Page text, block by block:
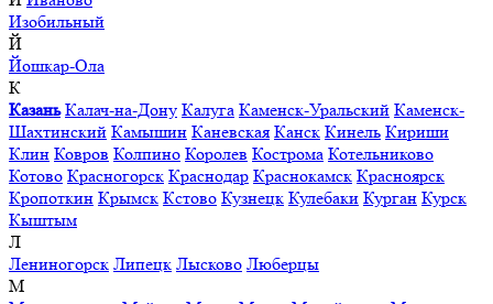
Изобильный
Й
Йошкар-Ола
К
Казань Калач-на-Дону Калуга Каменск-Уральский Каменск-
Шахтинский Камышин Каневская Канск Кинель Кириши
Клин Ковров Колпино Королев Кострома Котельниково
Котово Красногорск Краснодар Краснокамск Красноярск
Кропоткин Крымск Кстово Кузнецк Кулебаки Курган Курск
Кыштым
Л
Лениногорск Липецк Лысково Люберцы
М